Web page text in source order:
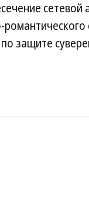
сетевой
защите